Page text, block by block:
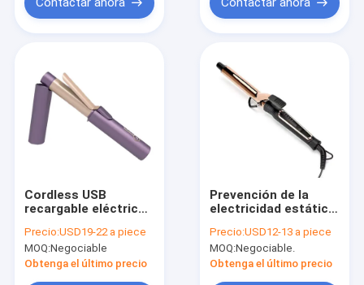
Cordless USB
recargable eléctrico
en hierro portátil
inalámbrico
Precio:USD19-22 a piece
MOQ:Negociable
Obtenga el último precio
Prevención de la
electricidad estática
calentados con
pantalla LCD e iones
negativos
Precio:USD12-13 a piece
MOQ:Negociable.
Obtenga el último precio